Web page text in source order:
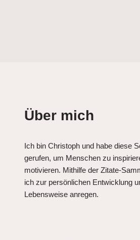
Über mich
Ich bin Christoph und habe diese
gerufen, um Menschen zu
motivieren. Mithilfe der Zitate-
ich zur persönlichen Entwicklung
Lebensweise anregen.